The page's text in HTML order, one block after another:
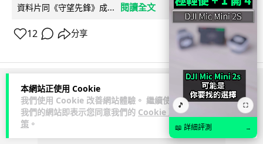
本網站正使用 Cookie
我們使用 Cookie 改善網站體驗。 繼續使用
我們的網站即表示您同意我們的 Cookie 政
策 。
資料片同《守望先鋒》成...
閱讀全文
12 分享
ADVERTISEMENT
🎵 ⛶
📖 詳細評測 →